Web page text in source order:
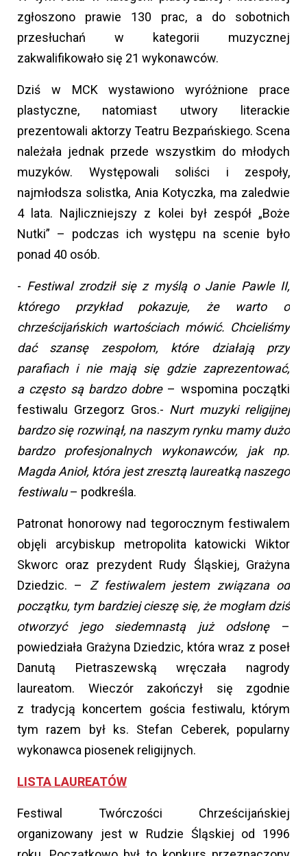
zgłoszono prawie 130 prac, a do sobotnich
przesłuchań w kategorii muzycznej
zakwalifikowało się 21 wykonawców.
Dziś w MCK wystawiono wyróżnione prace
plastyczne, natomiast utwory literackie
prezentowali aktorzy Teatru Bezpańskiego. Scena
należała jednak przede wszystkim do młodych
muzyków. Występowali soliści i zespoły,
najmłodsza solistka, Ania Kotyczka, ma zaledwie
4 lata. Najliczniejszy z kolei był zespół „Boże
Nutki” – podczas ich występu na scenie było
ponad 40 osób.
- Festiwal zrodził się z myślą o Janie Pawle II,
którego przykład pokazuje, że warto o
chrześcijańskich wartościach mówić. Chcieliśmy
dać szansę zespołom, które działają przy
parafiach i nie mają się gdzie zaprezentować,
a często są bardzo dobre– wspomina początki
festiwalu Grzegorz Gros.- Nurt muzyki religijnej
bardzo się rozwinął, na naszym rynku mamy dużo
bardzo profesjonalnych wykonawców, jak np.
Magda Anioł, która jest zresztą laureatką naszego
festiwalu– podkreśla.
Patronat honorowy nad tegorocznym festiwalem
objęli arcybiskup metropolita katowicki Wiktor
Skworc oraz prezydent Rudy Śląskiej, Grażyna
Dziedzic. – Z festiwalem jestem związana od
początku, tym bardziej cieszę się, że mogłam dziś
otworzyć jego siedemnastą już odsłonę–
powiedziała Grażyna Dziedzic, która wraz z poseł
Danutą Pietraszewską wręczała nagrody
laureatom. Wieczór zakończył się zgodnie
z tradycją koncertem gościa festiwalu, którym
tym razem był ks. Stefan Ceberek, popularny
wykonawca piosenek religijnych.
LISTA LAUREATÓW
Festiwal Twórczości Chrześcijańskiej
organizowany jest w Rudzie Śląskiej od 1996